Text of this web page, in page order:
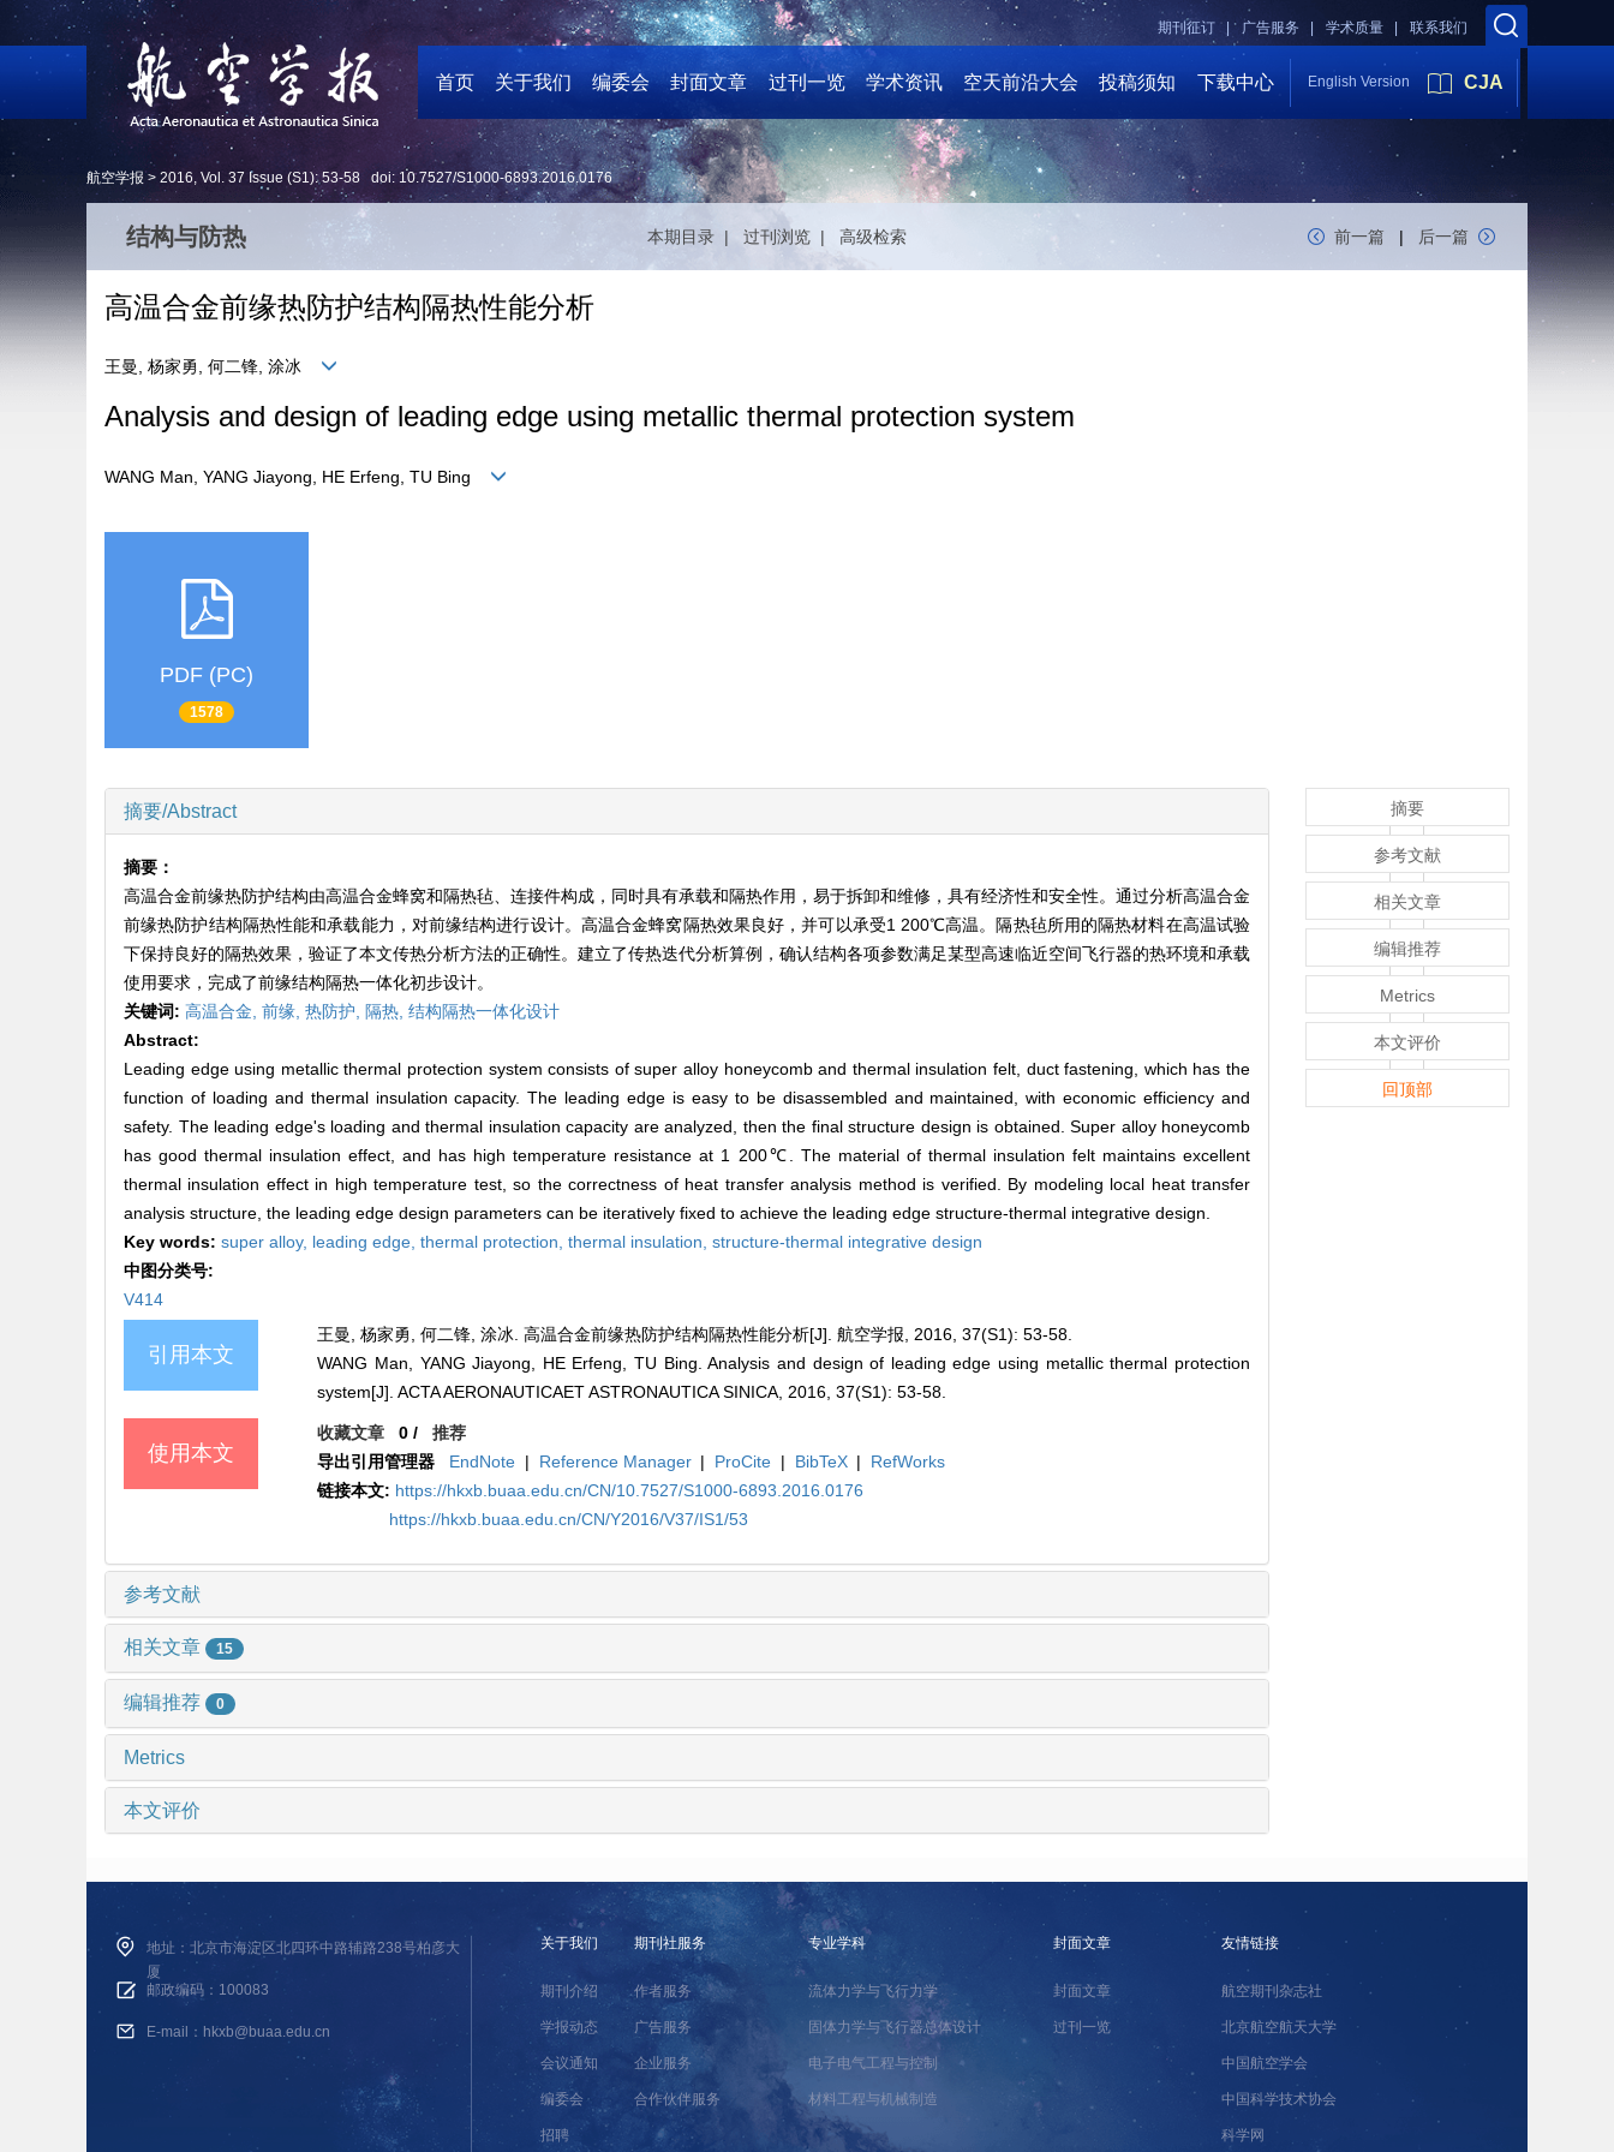
联系我们
学术质量 |
广告服务 |
期刊征订 |
首页 关于我们 编委会 封面文章 过刊一览 学术资讯 空天前沿大会 投稿须知 下载中心 English Version CJA
航空学报 > 2016, Vol. 37 Issue (S1): 53-58 doi: 10.7527/S1000-6893.2016.0176
结构与防热 本期目录 | 过刊浏览 | 高级检索 前一篇 | 后一篇
高温合金前缘热防护结构隔热性能分析
王曼, 杨家勇, 何二锋, 涂冰
Analysis and design of leading edge using metallic thermal protection system
WANG Man, YANG Jiayong, HE Erfeng, TU Bing
PDF (PC)
1578
摘要/Abstract
摘要：
高温合金前缘热防护结构由高温合金蜂窝和隔热毡、连接件构成，同时具有承载和隔热作用，易于拆卸和维修，具有经济性和安全性。通过分析高温合金
前缘热防护结构隔热性能和承载能力，对前缘结构进行设计。高温合金蜂窝隔热效果良好，并可以承受1 200℃高温。隔热毡所用的隔热材料在高温试验
下保持良好的隔热效果，验证了本文传热分析方法的正确性。建立了传热迭代分析算例，确认结构各项参数满足某型高速临近空间飞行器的热环境和承载
使用要求，完成了前缘结构隔热一体化初步设计。
关键词: 高温合金, 前缘, 热防护, 隔热, 结构隔热一体化设计
Abstract:
Leading edge using metallic thermal protection system consists of super alloy honeycomb and thermal insulation felt, duct fastening, which has the
function of loading and thermal insulation capacity. The leading edge is easy to be disassembled and maintained, with economic efficiency and
safety. The leading edge's loading and thermal insulation capacity are analyzed, then the final structure design is obtained. Super alloy honeycomb
has good thermal insulation effect, and has high temperature resistance at 1 200℃. The material of thermal insulation felt maintains excellent
thermal insulation effect in high temperature test, so the correctness of heat transfer analysis method is verified. By modeling local heat transfer
analysis structure, the leading edge design parameters can be iteratively fixed to achieve the leading edge structure-thermal integrative design.
Key words: super alloy, leading edge, thermal protection, thermal insulation, structure-thermal integrative design
中图分类号:
V414
引用本文
王曼, 杨家勇, 何二锋, 涂冰. 高温合金前缘热防护结构隔热性能分析[J]. 航空学报, 2016, 37(S1): 53-58.
WANG Man, YANG Jiayong, HE Erfeng, TU Bing. Analysis and design of leading edge using metallic thermal protection
system[J]. ACTA AERONAUTICAET ASTRONAUTICA SINICA, 2016, 37(S1): 53-58.
使用本文
收藏文章 0 /推荐
导出引用管理器
EndNote | Reference Manager | ProCite | BibTeX |
RefWorks
链接本文: https://hkxb.buaa.edu.cn/CN/10.7527/S1000-6893.2016.0176
https://hkxb.buaa.edu.cn/CN/Y2016/V37/IS1/53
参考文献
相关文章 15
编辑推荐 0
Metrics
本文评价
摘要
参考文献
相关文章
编辑推荐
Metrics
本文评价
回顶部
地址：北京市海淀区北四环中路辅路238号柏彦大
厦
邮政编码：100083
E-mail：hkxb@buaa.edu.cn
关于我们
期刊介绍
学报动态
会议通知
编委会
招聘
期刊社服务
作者服务
广告服务
企业服务
合作伙伴服务
专业学科
流体力学与飞行力学
固体力学与飞行器总体设计
电子电气工程与控制
材料工程与机械制造
封面文章
封面文章
过刊一览
友情链接
航空期刊杂志社
北京航空航天大学
中国航空学会
中国科学技术协会
科学网